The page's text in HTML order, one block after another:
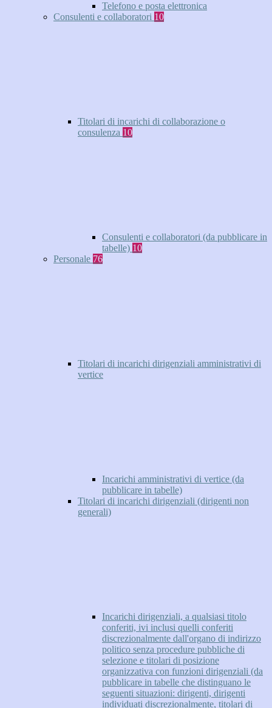
Telefono e posta elettronica
Consulenti e collaboratori 10
Titolari di incarichi di collaborazione o
consulenza 10
Consulenti e collaboratori (da pubblicare in
tabelle) 10
Personale 76
Titolari di incarichi dirigenziali amministrativi di
vertice
Incarichi amministrativi di vertice (da
pubblicare in tabelle)
Titolari di incarichi dirigenziali (dirigenti non
generali)
Incarichi dirigenziali, a qualsiasi titolo
conferiti, ivi inclusi quelli conferiti
discrezionalmente dall'organo di indirizzo
politico senza procedure pubbliche di
selezione e titolari di posizione
organizzativa con funzioni dirigenziali (da
pubblicare in tabelle che distinguano le
seguenti situazioni: dirigenti, dirigenti
individuati discrezionalmente, titolari di